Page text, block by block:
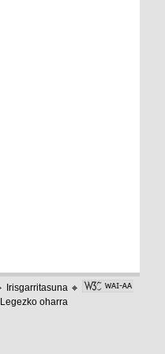
Irisgarritasuna
Legezko oharra